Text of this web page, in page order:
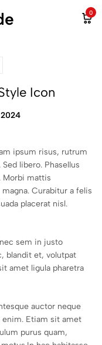
0
Icon
ipsum risus, rutrum
libero. Phasellus
Morbi mattis
Curabitur a felis
placerat nisl.
sem in justo
blandit et, volutpat
amet ligula pharetra
auctor neque
enim. Etiam sit amet
purus quam,